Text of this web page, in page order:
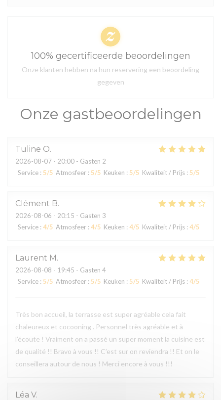
Onze gastbeoordelingen
Tuline O
2026-08-07 - 20:00 - Gasten 2
Service : 5/5 Atmosfeer : 5/5 Keuken : 5/5 Kwaliteit / Prijs : 5/5
Clément B
2026-08-06 - 20:15 - Gasten 3
Service : 4/5 Atmosfeer : 4/5 Keuken : 4/5 Kwaliteit / Prijs : 4/5
Laurent M
2026-08-08 - 19:45 - Gasten 4
Service : 5/5 Atmosfeer : 5/5 Keuken : 5/5 Kwaliteit / Prijs : 4/5
Très bon accueil, la terrasse est super agréable cela fait
chaleureux et cocooning . Personnel très agréable et à
l’écoute ! Vraiment on a passé un super moment la cuisine est
de qualité !! Bravo à vous !! C’est sur on reviendra !! Et on le
conseillera autour de nous ! Merci encore à vous !!!
Léa V
100% gecertificeerde beoordelingen
Onze klanten hebben na hun reservering een beoordeling
gegeven